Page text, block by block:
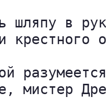
шляпу в
крестного
мистер